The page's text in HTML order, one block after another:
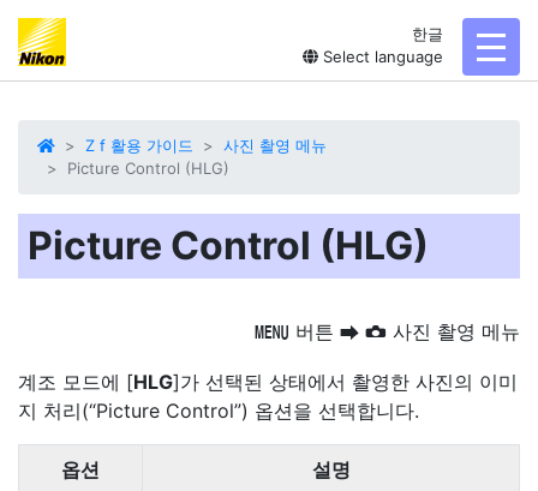
한글
Select language
Z f 활용 가이드
사진 촬영 메뉴
Picture Control (HLG)
Picture Control (HLG)
G 버튼 U C 사진 촬영 메뉴
계조 모드에 [HLG]가 선택된 상태에서 촬영한 사진의 이미
지 처리(“Picture Control”) 옵션을 선택합니다.
옵션 설명